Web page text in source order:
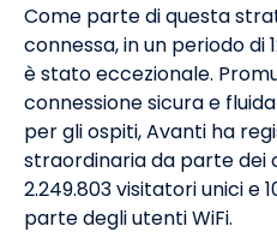
Come parte di questa
connessa, in un periodo di
è stato eccezionale.
connessione sicura e
per gli ospiti, Avanti ha
straordinaria da parte dei
2.249.803 visitatori unici e
parte degli utenti WiFi.